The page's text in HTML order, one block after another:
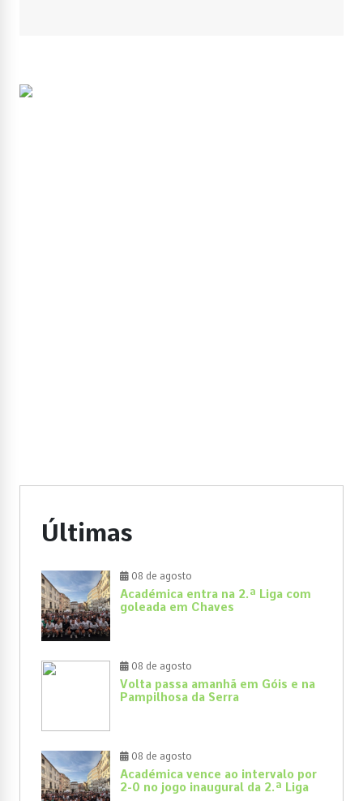
Últimas
08 de agosto
Académica entra na 2.ª Liga com
goleada em Chaves
08 de agosto
Volta passa amanhã em Góis e na
Pampilhosa da Serra
08 de agosto
Académica vence ao intervalo por
2-0 no jogo inaugural da 2.ª Liga